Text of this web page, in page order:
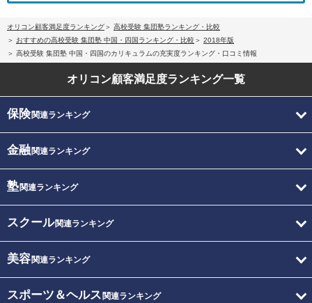
オリコン顧客満足度ランキング
高校受験 集団塾ランキング・比較
おすすめの高校受験 集団塾 中国・四国ランキング・比較
2018年版
高校受験 集団塾 中国・四国のカリキュラムの充実度ランキング・口コミ情報
オリコン顧客満足度ランキング一覧
保険関連ランキング
金融関連ランキング
塾関連ランキング
スクール関連ランキング
美容関連ランキング
スポーツ＆ヘルス 関連ランキング